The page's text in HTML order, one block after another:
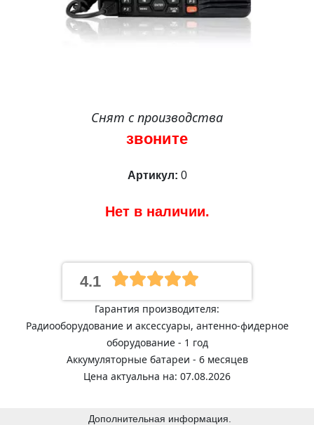
Снят с производства
звоните
Артикул: 0
Нет в наличии.
4.1
Гарантия производителя:
Радиооборудование и аксессуары, антенно-фидерное
оборудование - 1 год
Аккумуляторные батареи - 6 месяцев
Цена актуальна на: 07.08.2026
Дополнительная информация.